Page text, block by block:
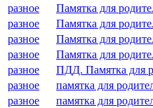
разное
Памятка для
разное
Памятка для
разное
Памятка для
разное
Памятка для
разное
ПДД. Памятка для
разное
памятка для
разное
памятка для